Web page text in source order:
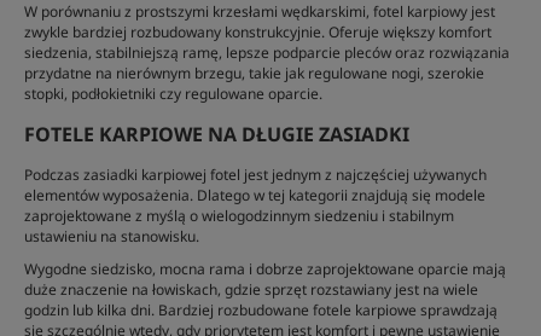
W porównaniu z prostszymi krzesłami wędkarskimi, fotel karpiowy jest
zwykle bardziej rozbudowany konstrukcyjnie. Oferuje większy komfort
siedzenia, stabilniejszą ramę, lepsze podparcie pleców oraz rozwiązania
przydatne na nierównym brzegu, takie jak regulowane nogi, szerokie
stopki, podłokietniki czy regulowane oparcie.
FOTELE KARPIOWE NA DŁUGIE ZASIADKI
Podczas zasiadki karpiowej fotel jest jednym z najczęściej używanych
elementów wyposażenia. Dlatego w tej kategorii znajdują się modele
zaprojektowane z myślą o wielogodzinnym siedzeniu i stabilnym
ustawieniu na stanowisku.
Wygodne siedzisko, mocna rama i dobrze zaprojektowane oparcie mają
duże znaczenie na łowiskach, gdzie sprzęt rozstawiany jest na wiele
godzin lub kilka dni. Bardziej rozbudowane fotele karpiowe sprawdzają
się szczególnie wtedy, gdy priorytetem jest komfort i pewne ustawienie